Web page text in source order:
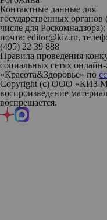
Контактные данные для
государственных органов
числе для Роскомнадзора):
почта: editor@kiz.ru,
(495) 22 39 888
Правила проведения
социальных сетях
«Красота&Здоровье» по
Copyright (с) ООО «КИЗ
воспроизведение
воспрещается.